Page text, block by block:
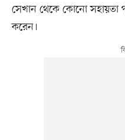
সেখান থেকে কোনো সহায়তা
করেন।